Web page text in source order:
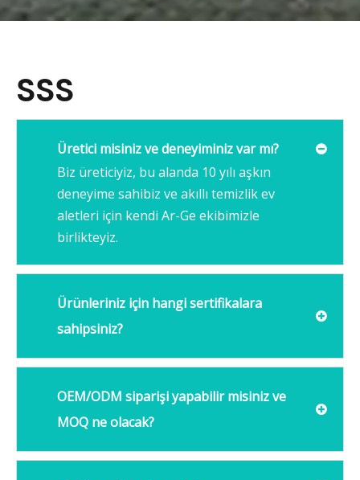
SSS
Üretici misiniz ve deneyiminiz var mı?
Biz üreticiyiz, bu alanda 10 yılı aşkın
deneyime sahibiz ve akıllı temizlik ev
aletleri için kendi Ar-Ge ekibimizle
birlikteyiz.
Ürünleriniz için hangi sertifikalara
sahipsiniz?
OEM/ODM siparişi yapabilir misiniz ve
MOQ ne olacak?